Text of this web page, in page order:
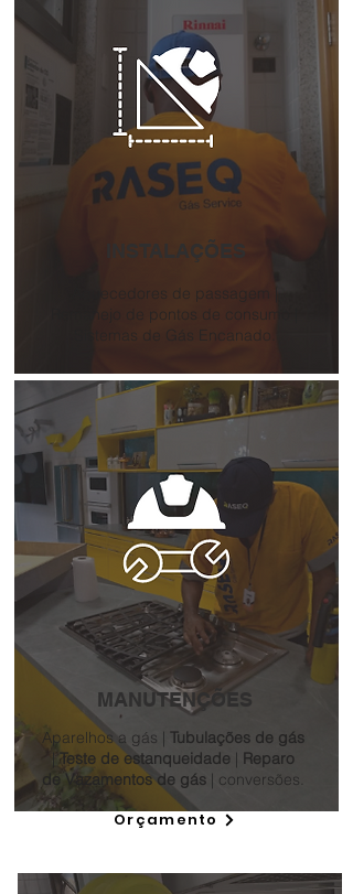
INSTALAÇÕES
Aquecedores de passagem |
Remanejo de pontos de consumo |
Sistemas de Gás Encanado.
Orçamento
Aparelhos a gás | Tubulações de gás
Teste de estanqueidade| Reparo
de
Vazamentos de gás| conversões.
MANUTENÇÕES
Orçamento